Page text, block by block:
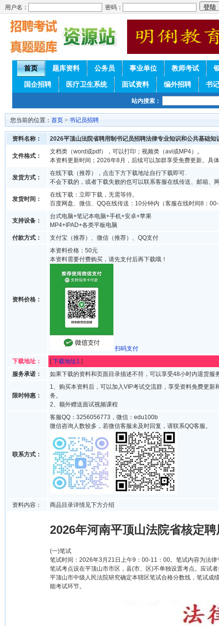
用户名： 密码：
首页 题库资料 公务员 事业单位 教师考试
国企招聘 医疗卫生系统 面试资料 编外招聘 书
站内搜索：
您当前的位置： 首页 > 书记员招聘
资料名称： 2026平顶山法院省聘用制书记员招聘法律专业知识和公共基础知
文件格式：
文档类（word或pdf），可以打印；视频类（avi或MP4）。
本资料更新时间；2026年8月，后续可以加群享受免费更新。具
发货方式：
在线下载（推荐），点击下方下载地址自行下载即可.
不会下载的，或者下载失败的也可以联系客服在线传送、邮箱、
发货时间：
在线下载：立即下载，无需等待。
百度网盘、微信、QQ在线传送：10分钟内（客服在线时间8：
支持设备：
台式电脑+笔记本电脑+手机+安卓+苹果
MP4+IPAD+各类平板电脑
付款方式：
支付宝（推荐）、微信（推荐）、QQ支付
资料价格：
本资料价格：50元
本资料需要付费购买，请先支付后再下载哦！
扫码支付
下载地址：
[下载地址1 ]
服务承诺：
如果下载的资料和页面目录描述不符，可以享受48小时内退货服
限时特惠：
1、购买本资料后，可以加入VIP考试交流群，享受资料免费更新
务。
2、额外赠送面试视频课程
联系方式：
客服QQ：3256056773，微信：edu100b
微信咨询人数较多，若微信客服未及时回复，请联系QQ客服。
资料内容： 商品目录详情见下方介绍
2026年河南平顶山法院省核定
(一)笔试
笔试时间：2026年3月21日上午9：00-11：00。笔试内容为法
笔试考点设在平顶山市市区，县(市、区)不单独设置考点。应试
平顶山市中级人民法院研究确定本辖区笔试合格分数线，笔试
能考试环节。